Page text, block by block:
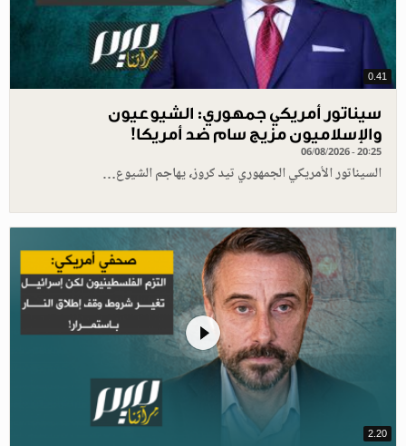
0.41
سيناتور أمريكي جمهوري: الشيوعيون
والإسلاميون مزيج سام ضد أمريكا!
06/08/2026 - 20:25
السيناتور الأمريكي الجمهوري تيد كروز، يهاجم الشيوع…
2.20